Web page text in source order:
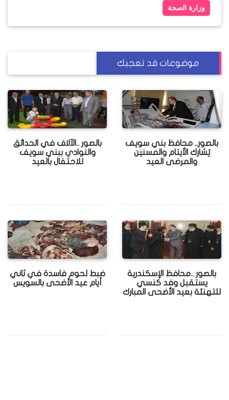
وزارة الصحة
موضوعات قد تعجبك
بالصور.. محافظ بني سويف
يُشارك الأيتام والمسنين
والمرضى العيد
بالصور ..الآلاف في الحدائق
والنوادي ببني سويف
للاحتفال بالعيد
بالصور ..محافظ الإسكندرية
يستقبل وفد كنسي
للتهنئة بعيد الأضحى المبارك
ضبط لحوم فاسدة في ثاني
أيام عيد الأضحى بالسويس